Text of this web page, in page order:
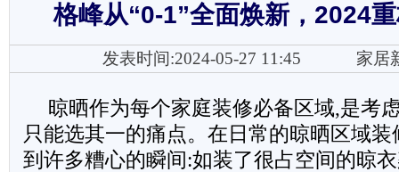
格峰从“0-1”全面焕新，2024
发表时间:2024-05-27 11:45 家居
晾晒作为每个家庭装修必备区域,是考
只能选其一的痛点。在日常的晾晒区域
到许多糟心的瞬间:如装了很占空间的晾